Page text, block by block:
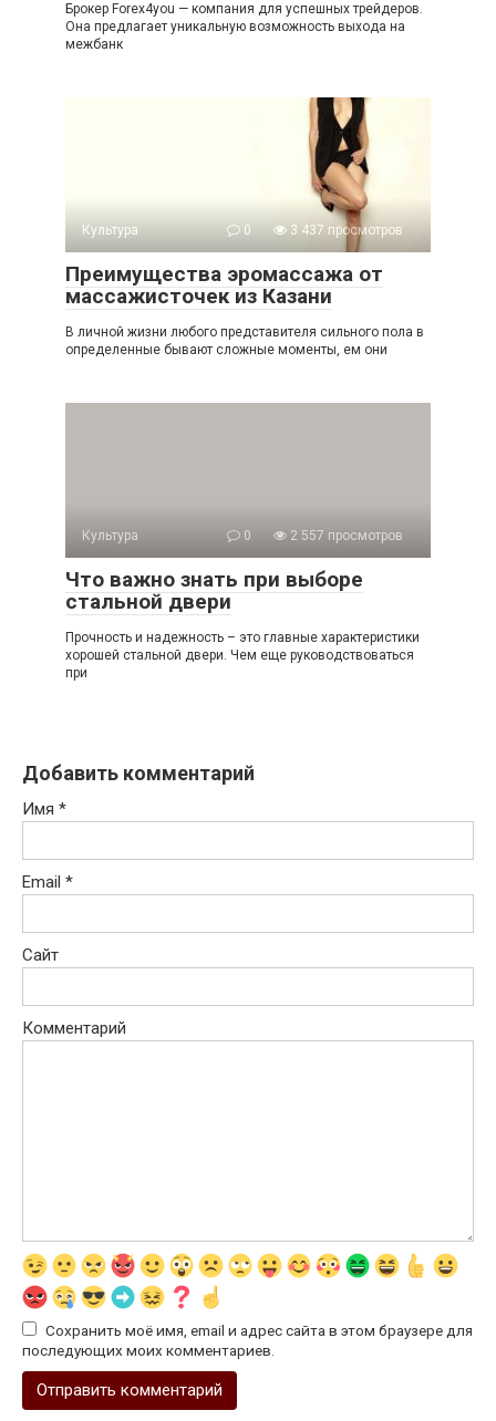
Брокер Forex4you — компания для успешных трейдеров.
Она предлагает уникальную возможность выхода на
межбанк
Культура 0 3 437 просмотров
Преимущества эромассажа от
массажисточек из Казани
В личной жизни любого представителя сильного пола в
определенные бывают сложные моменты, ем они
Культура 0 2 557 просмотров
Что важно знать при выборе
стальной двери
Прочность и надежность – это главные характеристики
хорошей стальной двери. Чем еще руководствоваться
при
Добавить комментарий
Имя *
Email *
Сайт
Комментарий
Сохранить моё имя, email и адрес сайта в этом браузере для
последующих моих комментариев.